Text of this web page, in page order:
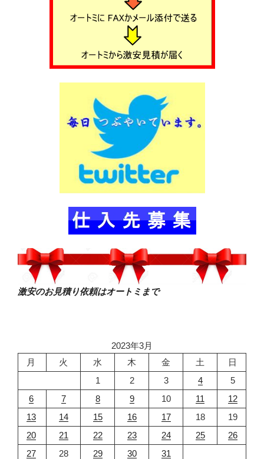
激安のお見積り依頼はオートミまで
2023年3月
月
火 水 木 金 土
日
1
2 3 4
5
6
7 8 9 10 11
12
13
14 15 16 17 18
19
20
21 22 23 24 25
26
27
28 29 30
31